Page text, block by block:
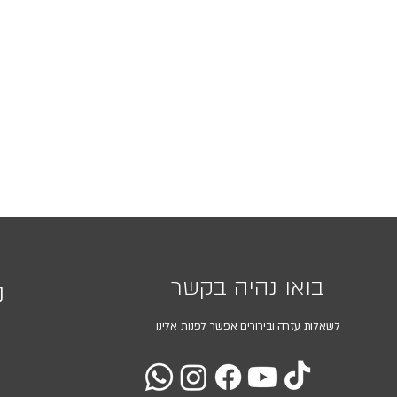
בואו נהיה בקשר
לשאלות עזרה ובירורים אפשר לפנות אלינו